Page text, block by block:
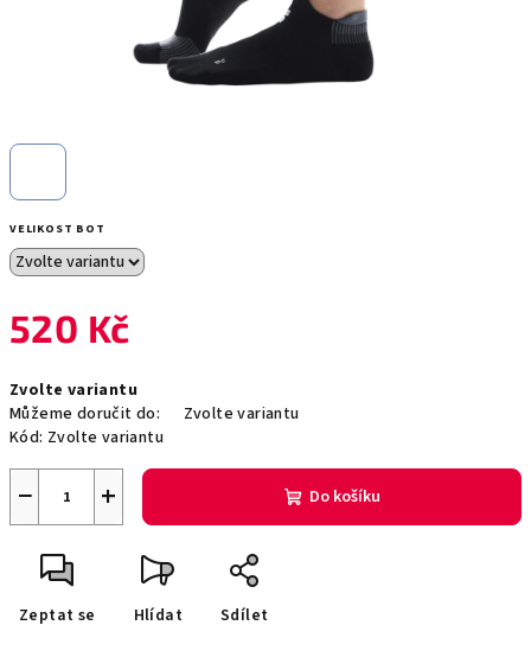
VELIKOST BOT
520 Kč
cena:
Zvolte variantu
Můžeme doručit do:
Zvolte variantu
Kód: Zvolte variantu
+
− Do košíku
Zeptat se Hlídat Sdílet